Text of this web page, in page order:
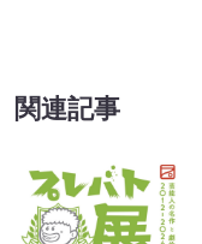
関連記事